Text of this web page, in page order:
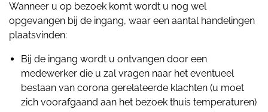
Wanneer u op bezoek komt wordt u nog wel
opgevangen bij de ingang, waar een aantal handelingen
plaatsvinden:
Bij de ingang wordt u ontvangen door een
medewerker die u zal vragen naar het eventueel
bestaan van corona gerelateerde klachten (u moet
zich voorafgaand aan het bezoek thuis temperaturen)